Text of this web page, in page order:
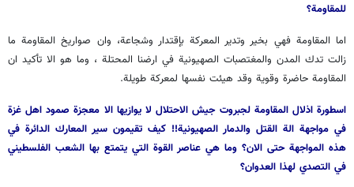
للمقاومة؟
اما المقاومة فهي بخير وتدير المعركة بإقتدار وشجاعة، وان صواريخ المقاومة ما
زالت تدك المدن والمغتصبات الصهيونية في ارضنا المحتلة ، وما هو الا تأكيد ان
المقاومة حاضرة وقوية وقد هيئت نفسها لمعركة طويلة.
اسطورة اذلال المقاومة لجبروت جيش الاحتلال لا يوازيها الا معجزة صمود اهل غزة
في مواجهة الة القتل والدمار الصهيونية!! كيف تقيمون سير المعارك الدائرة في
هذه المواجهة حتى الان؟ وما هي عناصر القوة التي يتمتع بها الشعب الفلسطيني
في التصدي لهذا العدوان؟